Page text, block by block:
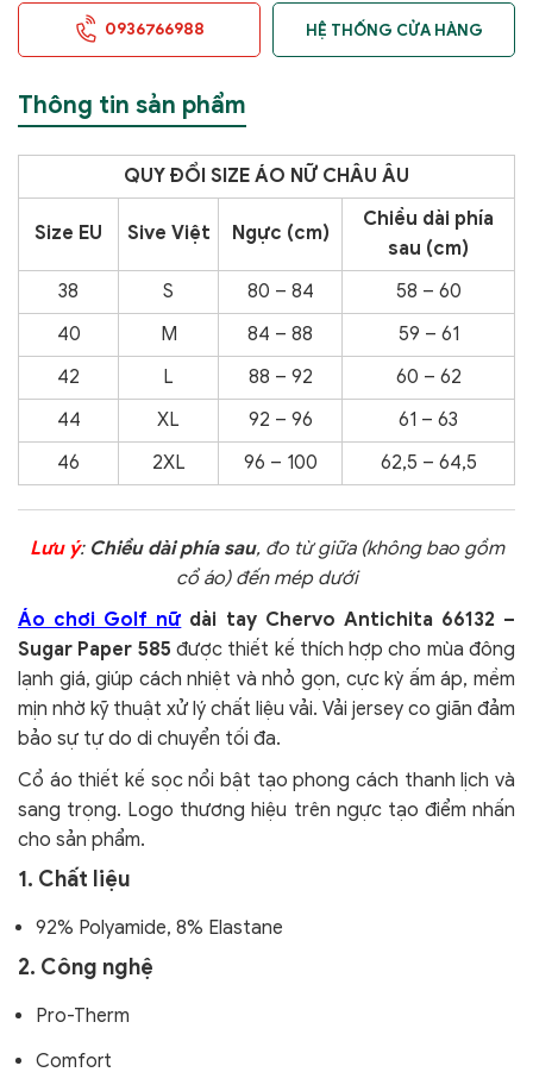
0936766988 HỆ THỐNG CỬA HÀNG
Thông tin sản phẩm
QUY ĐỔI SIZE ÁO NỮ CHÂU ÂU
Size EU Sive Việt Ngực (cm)
Chiều dài phía
sau (cm)
38
S 80 – 84
58 – 60
40
M 84 – 88
59 – 61
42
L 88 – 92
60 – 62
44
XL 92 – 96
61 – 63
46
2XL 96 – 100 62,5 – 64,5
Lưu ý: Chiều dài phía sau, đo từ giữa (không bao gồm
cổ áo) đến mép dưới
Áo chơi Golf nữ dài tay Chervo Antichita 66132 –
Sugar Paper 585 được thiết kế thích hợp cho mùa đông
lạnh giá, giúp cách nhiệt và nhỏ gọn, cực kỳ ấm áp, mềm
mịn nhờ kỹ thuật xử lý chất liệu vải. Vải jersey co giãn đảm
bảo sự tự do di chuyển tối đa.
Cổ áo thiết kế sọc nổi bật tạo phong cách thanh lịch và
sang trọng. Logo thương hiệu trên ngực tạo điểm nhấn
cho sản phẩm.
1. Chất liệu
92% Polyamide, 8% Elastane
2. Công nghệ
Pro-Therm
Comfort